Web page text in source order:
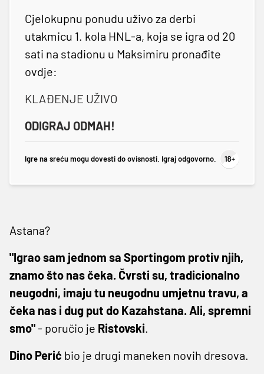
Cjelokupnu ponudu uživo za derbi
utakmicu 1. kola HNL-a, koja se igra od 20
sati na stadionu u Maksimiru pronađite
ovdje:
KLAĐENJE UŽIVO
ODIGRAJ ODMAH!
Igre na sreću mogu dovesti do ovisnosti. Igraj odgovorno.
Astana?
"Igrao sam jednom sa Sportingom protiv njih,
znamo što nas čeka. Čvrsti su, tradicionalno
neugodni, imaju tu neugodnu umjetnu travu, a
čeka nas i dug put do Kazahstana. Ali, spremni
smo"- poručio je Ristovski.
Dino Perić bio je drugi maneken novih dresova.